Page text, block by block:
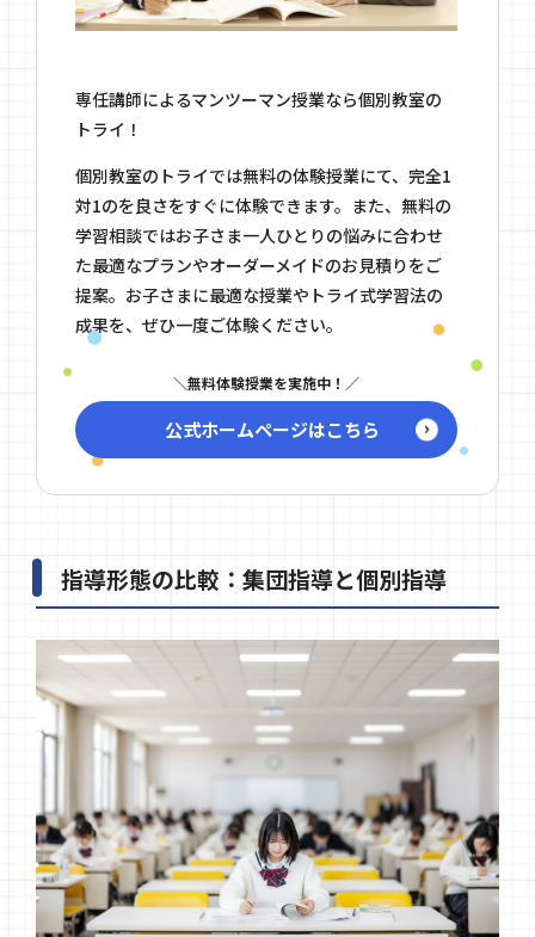
専任講師によるマンツーマン授業なら個別教室の
トライ！
個別教室のトライでは無料の体験授業にて、完全1
対1のを良さをすぐに体験できます。また、無料の
学習相談ではお子さま一人ひとりの悩みに合わせ
た最適なプランやオーダーメイドのお見積りをご
提案。お子さまに最適な授業やトライ式学習法の
成果を、ぜひ一度ご体験ください。
無料体験授業を実施中！
公式ホームページはこちら
指導形態の比較：集団指導と個別指導